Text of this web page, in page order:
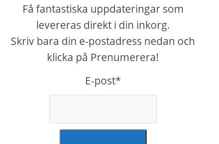
Få fantastiska uppdateringar som
levereras direkt i din inkorg.
Skriv bara din e-postadress nedan och
klicka på Prenumerera!
E-post*